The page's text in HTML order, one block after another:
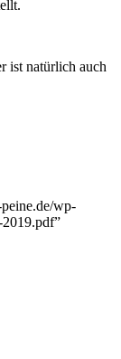
ist natürlich auch
wp-